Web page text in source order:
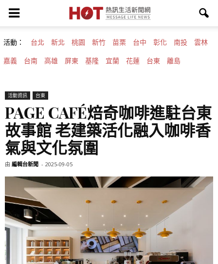
活動： 台北 新北 桃園 新竹 苗栗 台中 彰化 南投 雲林
嘉義 台南 高雄 屏東 基隆 宜蘭 花蓮 台東 離島
活動資訊 台東
PAGE CAFÉ焙奇咖啡進駐台東
故事館 老建築活化融入咖啡香
氣與文化氛圍
由 編輯台新聞 - 2025-09-05